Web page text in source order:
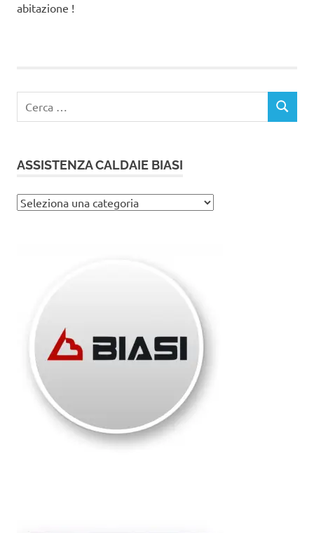
abitazione !
CERCA
ASSISTENZA CALDAIE BIASI
Assistenza